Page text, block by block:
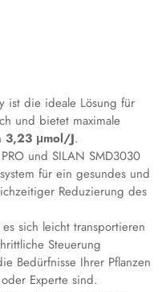
ist die ideale Lösung für
und bietet maximale
3,23 μmol/J.
und SILAN SMD3030
für ein gesundes und
Reduzierung des
sich leicht transportieren
Steuerung
Bedürfnisse Ihrer Pflanzen
Experte sind.